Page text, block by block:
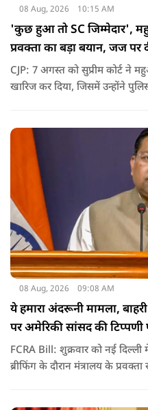
08 Aug, 2026 10:15 AM
'कुछ हुआ तो SC जिम्मेदार',
प्रवक्ता का बड़ा बयान, जज पर
CJP: 7 अगस्त को सुप्रीम कोर्ट ने महुआ मोइत्रा की उस याचिका को
खारिज कर दिया, जिसमें उन्होंने
केंद्र बन गई है.
08 Aug, 2026 09:08 AM
ये हमारा अंदरूनी मामला,
पर अमेरिकी सांसद की टिप्पणी
FCRA Bill: शुक्रवार को नई दिल्ली
ब्रीफिंग के दौरान मंत्रालय के